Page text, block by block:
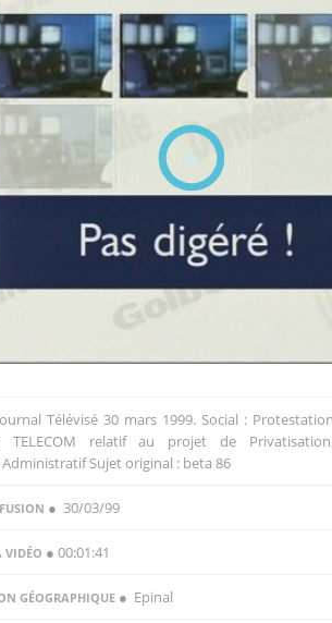
Télévisé 30 mars 1999. Social :
TELECOM relatif au projet de
Sujet original : beta 86
● 30/03/99
VIDÉO ● 00:01:41
GÉOGRAPHIQUE ● Epinal